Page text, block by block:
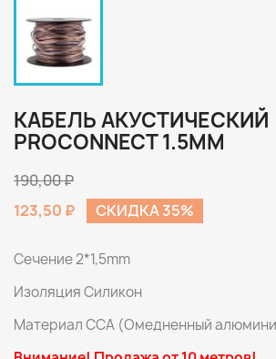
КАБЕЛЬ АКУСТИЧЕСКИЙ
PROCONNECT 1.5MM
190,00 ₽
123,50 ₽
СКИДКА 35%
Сечение 2*1,5mm
Изоляция Силикон
Материал CCA (Омедненный